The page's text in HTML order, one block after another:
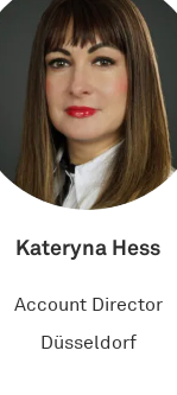
Kateryna Hess
Account Director
Düsseldorf